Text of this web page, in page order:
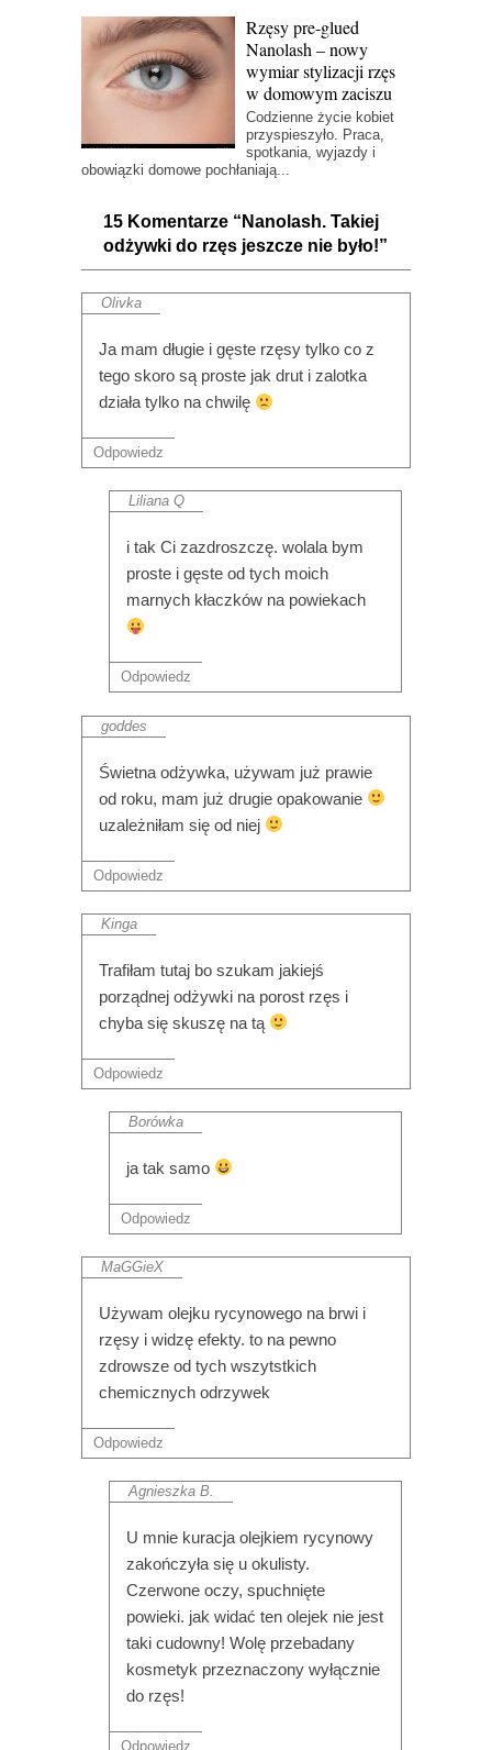
Rzęsy pre-glued
Nanolash – nowy
wymiar stylizacji rzęs
w domowym zaciszu
Codzienne życie kobiet
przyspieszyło. Praca,
spotkania, wyjazdy i
obowiązki domowe pochłaniają...
15 Komentarze “Nanolash. Takiej
odżywki do rzęs jeszcze nie było!”
Olivka
Ja mam długie i gęste rzęsy tylko co z
tego skoro są proste jak drut i zalotka
działa tylko na chwilę
Odpowiedz
Liliana Q
i tak Ci zazdroszczę. wolala bym
proste i gęste od tych moich
marnych kłaczków na powiekach
Odpowiedz
goddes
Świetna odżywka, używam już prawie
od roku, mam już drugie opakowanie
uzależniłam się od niej
Odpowiedz
Kinga
Trafiłam tutaj bo szukam jakiejś
porządnej odżywki na porost rzęs i
chyba się skuszę na tą
Odpowiedz
Borówka
ja tak samo
Odpowiedz
MaGGieX
Używam olejku rycynowego na brwi i
rzęsy i widzę efekty. to na pewno
zdrowsze od tych wszytstkich
chemicznych odrzywek
Odpowiedz
Agnieszka B.
U mnie kuracja olejkiem rycynowy
zakończyła się u okulisty.
Czerwone oczy, spuchnięte
powieki. jak widać ten olejek nie jest
taki cudowny! Wolę przebadany
kosmetyk przeznaczony wyłącznie
do rzęs!
Odpowiedz